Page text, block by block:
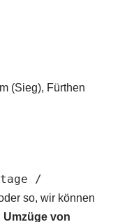
(Sieg), Fürthen
/
so, wir können
Umzüge von